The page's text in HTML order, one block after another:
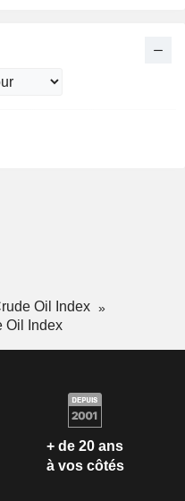
Oil Index
Oil Index
+ de 20 ans
à vos côtés